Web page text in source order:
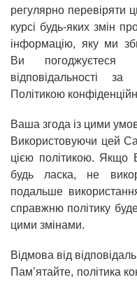
регулярно перевіряти
курсі будь-яких змін
інформацію, яку ми
Ви
відповідальності
Політикою
Ваша згода із цими
Використовуючи цей
цією політикою. Якщо
будь ласка, не
подальше
справжню політику
цими змінами.
Відмова від
Пам’ятайте, політика